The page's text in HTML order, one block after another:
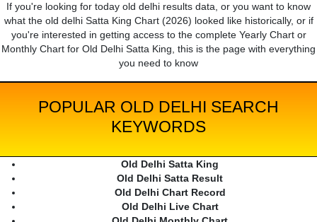
If you're looking for today old delhi results data, or you want to know
what the old delhi Satta King Chart (2026) looked like historically, or if
you're interested in getting access to the complete Yearly Chart or
Monthly Chart for Old Delhi Satta King, this is the page with everything
you need to know
POPULAR OLD DELHI SEARCH
KEYWORDS
Old Delhi Satta King
Old Delhi Satta Result
Old Delhi Chart Record
Old Delhi Live Chart